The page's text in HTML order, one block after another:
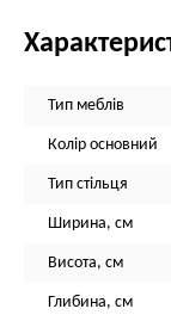
Тип меблів
Колір основний
Тип стільця
Ширина, см
Висота, см
Глибина, см